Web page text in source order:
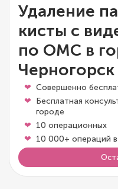
Удаление
кисты с
по ОМС в
Черногорск
Совершенно
Бесплатная
городе
10 операционных
10 000+ операций в